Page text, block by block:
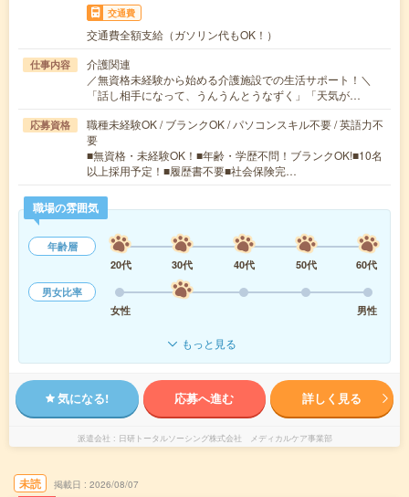
交通費
交通費全額支給（ガソリン代もOK！）
仕事内容
介護関連
／無資格未経験から始める介護施設での生活サポート！＼
「話し相手になって、うんうんとうなずく」「天気が…
応募資格
職種未経験OK / ブランクOK / パソコンスキル不要 / 英語力不
要
■無資格・未経験OK！■年齢・学歴不問！ブランクOK!■10名
以上採用予定！■履歴書不要■社会保険完…
職場の雰囲気
年齢層
20代
30代 40代 50代
60代
男女比率
女性
男性
もっと見る
気になる! 応募へ進む 詳しく見る
派遣会社 日研トータルソーシング株式会社 メディカルケア事業部
未読 掲載日 2026/08/07